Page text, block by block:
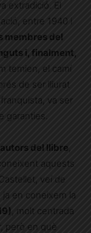
extradició. El
entre 1940 i
membres del
i, finalment,
temien, el camí
de ser lliurat
va ser
garanties.
del llibre
aquests
veí de
ja en coneixem la
, molt centrada
però en què